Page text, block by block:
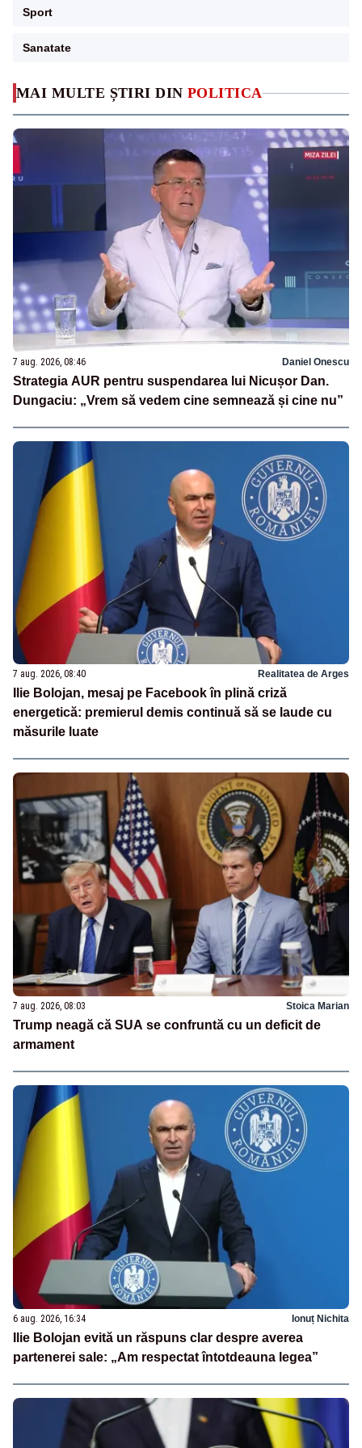
MAI MULTE ȘTIRI DIN POLITICA
7 aug. 2026, 08:46 Daniel Onescu
Strategia AUR pentru suspendarea lui Nicușor Dan.
Dungaciu: „Vrem să vedem cine semnează și cine nu”
7 aug. 2026, 08:40 Realitatea de Arges
Ilie Bolojan, mesaj pe Facebook în plină criză
energetică: premierul demis continuă să se laude cu
măsurile luate
7 aug. 2026, 08:03 Stoica Marian
Trump neagă că SUA se confruntă cu un deficit de
armament
6 aug. 2026, 16:34 Ionuț Nichita
Ilie Bolojan evită un răspuns clar despre averea
partenerei sale: „Am respectat întotdeauna legea”
Sport
Sanatate